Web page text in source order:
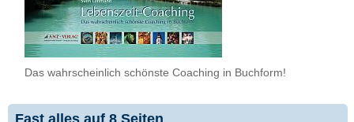
Das wahrscheinlich schönste Coaching in Buchform!
Fast alles auf 8 Seiten